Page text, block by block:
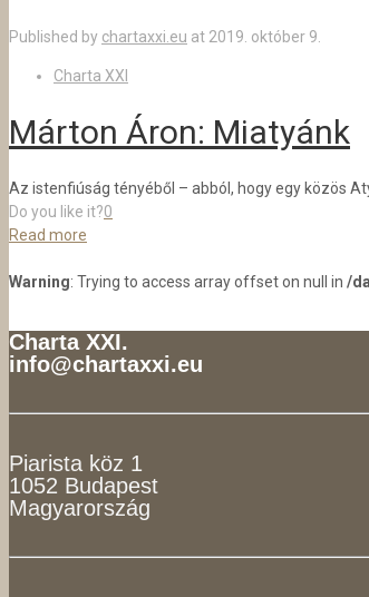
Published by chartaxxi.eu at 2019. október 9.
Charta XXI
Márton Áron: Miatyánk
Az istenfiúság tényéből – abból, hogy egy közös
Do you like it?0
Read more
Warning: Trying to access array offset on null in /
Charta XXI.
info@chartaxxi.eu
Piarista köz 1
1052 Budapest
Magyarország